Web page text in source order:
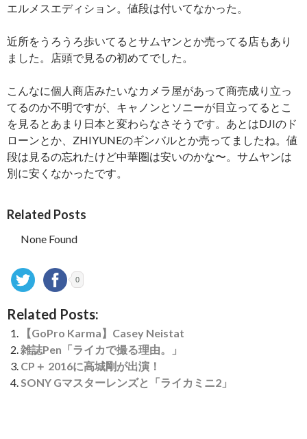
エルメスエディション。値段は付いてなかった。
近所をうろうろ歩いてるとサムヤンとか売ってる店もあり
ました。店頭で見るの初めてでした。
こんなに個人商店みたいなカメラ屋があって商売成り立っ
てるのか不明ですが、キャノンとソニーが目立ってるとこ
を見るとあまり日本と変わらなさそうです。あとはDJIのド
ローンとか、ZHIYUNEのギンバルとか売ってましたね。値
段は見るの忘れたけど中華圏は安いのかな〜。サムヤンは
別に安くなかったです。
Related Posts
None Found
0
Related Posts:
【GoPro Karma】Casey Neistat
雑誌Pen「ライカで撮る理由。」
CP＋ 2016に高城剛が出演！
SONY Gマスターレンズと「ライカミニ2」